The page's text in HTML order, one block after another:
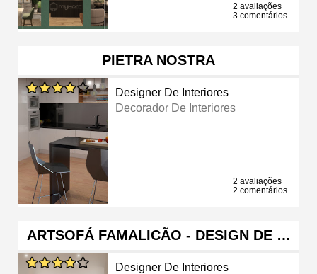
2 avaliações
3 comentários
PIETRA NOSTRA
Designer De Interiores
Decorador De Interiores
2 avaliações
2 comentários
ARTSOFÁ FAMALICÃO - DESIGN DE …
Designer De Interiores